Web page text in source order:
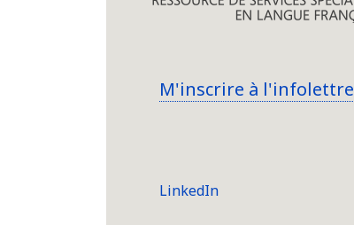
M'inscrire à l'infolettre
LinkedIn